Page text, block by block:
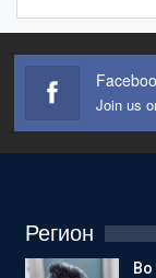
Join us
Регион
Во